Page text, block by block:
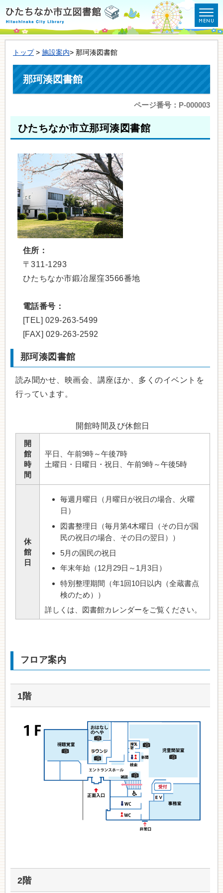
トップ> 施設案内> 那珂湊図書館
那珂湊図書館
ページ番号：P-000003
ひたちなか市立那珂湊図書館
住所：
〒311-1293
ひたちなか市鍛冶屋窪3566番地
電話番号：
[TEL] 029-263-5499
[FAX] 029-263-2592
那珂湊図書館
読み聞かせ、映画会、講座ほか、多くのイベントを
行っています。
開館時間及び休館日
開
館
時
間
平日、午前9時～午後7時
土曜日・日曜日・祝日、午前9時～午後5時
休
館
日
毎週月曜日（月曜日が祝日の場合、火曜
日）
図書整理日（毎月第4木曜日（その日が国
民の祝日の場合、その日の翌日））
5月の国民の祝日
年末年始（12月29日～1月3日）
特別整理期間（年1回10日以内（全蔵書点
検のため））
詳しくは、図書館カレンダーをご覧ください。
フロア案内
1階
2階